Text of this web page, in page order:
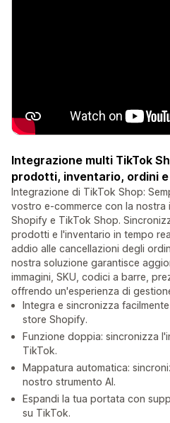
Integrazione multi TikTok
prodotti, inventario, ordini
Integrazione di TikTok Shop:
vostro e-commerce con la
Shopify e TikTok Shop.
prodotti e l'inventario in tempo
addio alle cancellazioni degli
nostra soluzione garantisce
immagini, SKU, codici a barre,
offrendo un'esperienza di
Integra e sincronizza
store Shopify.
Funzione doppia: sincronizza
TikTok.
Mappatura automatica:
nostro strumento AI.
Espandi la tua portata con
su TikTok.